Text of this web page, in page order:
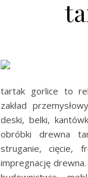
tartak gorlice to
zakład
deski, belki,
obróbki drewna
struganie, cięcie,
impregnację